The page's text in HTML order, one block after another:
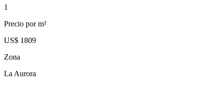
1
Precio por m²
US$ 1809
Zona
La Aurora